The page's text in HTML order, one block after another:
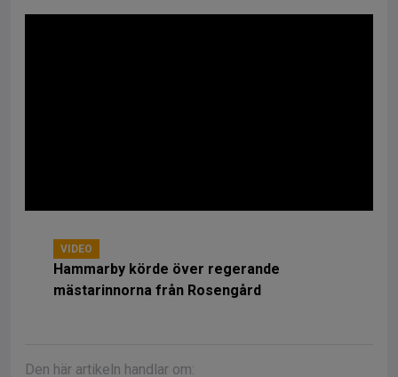
VIDEO
Hammarby körde över regerande
mästarinnorna från Rosengård
Den här artikeln handlar om: